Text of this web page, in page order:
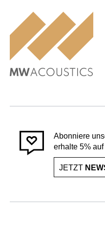
Abonniere
erhalte 5%
JETZT